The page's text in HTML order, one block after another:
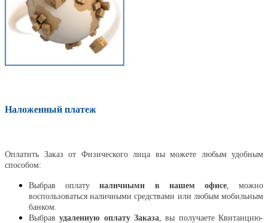
Наложенный платеж
Оплатить Заказ от Физического лица вы можете любым удобным
способом:
Выбрав оплатуналичными в нашем офисе, можно
воспользоваться наличными средствами или любым мобильным
банком.
Выбравудаленную оплату Заказа , вы получаете Квитанцию-